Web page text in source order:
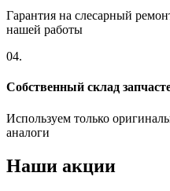
Гарантия на слесарный
нашей работы
04.
Собственный склад
Используем только
аналоги
Наши акции